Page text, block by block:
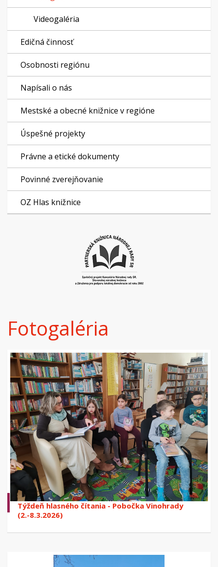
Videogaléria
Edičná činnosť
Osobnosti regiónu
Napísali o nás
Mestské a obecné knižnice v regióne
Úspešné projekty
Právne a etické dokumenty
Povinné zverejňovanie
OZ Hlas knižnice
Fotogaléria
Týždeň hlasného čítania - Pobočka Vinohrady
(2.-8.3.2026)